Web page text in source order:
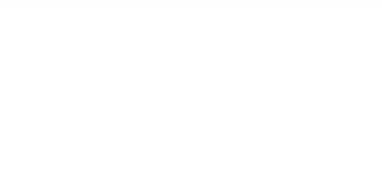
திருமண சேவை! வாட்ஸப் எண்: